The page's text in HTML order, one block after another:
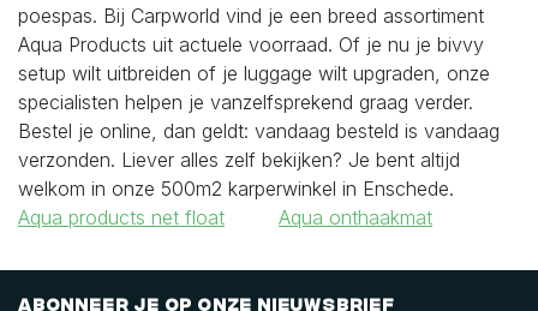
poespas. Bij Carpworld vind je een breed assortiment
Aqua Products uit actuele voorraad. Of je nu je bivvy
setup wilt uitbreiden of je luggage wilt upgraden, onze
specialisten helpen je vanzelfsprekend graag verder.
Bestel je online, dan geldt: vandaag besteld is vandaag
verzonden. Liever alles zelf bekijken? Je bent altijd
welkom in onze 500m2 karperwinkel in Enschede.
Aqua products net float
Aqua onthaakmat
Abonneer je op onze nieuwsbrief